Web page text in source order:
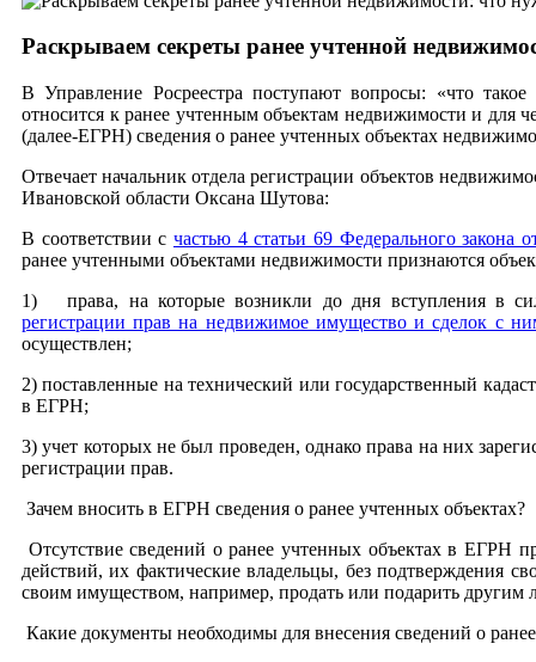
Раскрываем секреты ранее учтенной
В Управление Росреестра поступают вопросы: «что
относится к ранее учтенным объектам недвижимости и для
(далее-ЕГРН) сведения о ранее учтенных объектах
Отвечает начальник отдела регистрации объектов
Ивановской области Оксана Шутова:
В соответствии с частью 4 статьи 69 Федерального
ранее учтенными объектами недвижимости признаются
1) права, на которые возникли до дня вступления в
регистрации прав на недвижимое имущество и сделок с
осуществлен;
2) поставленные на технический или государственный
в ЕГРН;
3) учет которых не был проведен, однако права на них
регистрации прав.
Зачем вносить в ЕГРН сведения о ранее учтенных объектах?
Отсутствие сведений о ранее учтенных объектах в ЕГРН
действий, их фактические владельцы, без подтверждения
своим имуществом, например, продать или подарить другим
Какие документы необходимы для внесения сведений о